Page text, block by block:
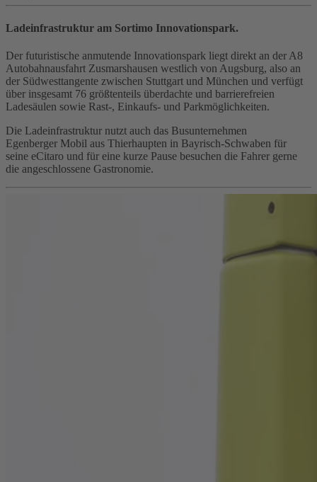
Ladeinfrastruktur am Sortimo Innovationspark.
Der futuristische anmutende Innovationspark liegt direkt an der A8
Autobahnausfahrt Zusmarshausen westlich von Augsburg, also an
der Südwesttangente zwischen Stuttgart und München und verfügt
über insgesamt 76 größtenteils überdachte und barrierefreien
Ladesäulen sowie Rast-, Einkaufs- und Parkmöglichkeiten.
Die Ladeinfrastruktur nutzt auch das Busunternehmen
Egenberger Mobil aus Thierhaupten in Bayrisch-Schwaben für
seine eCitaro und für eine kurze Pause besuchen die Fahrer gerne
die angeschlossene Gastronomie.